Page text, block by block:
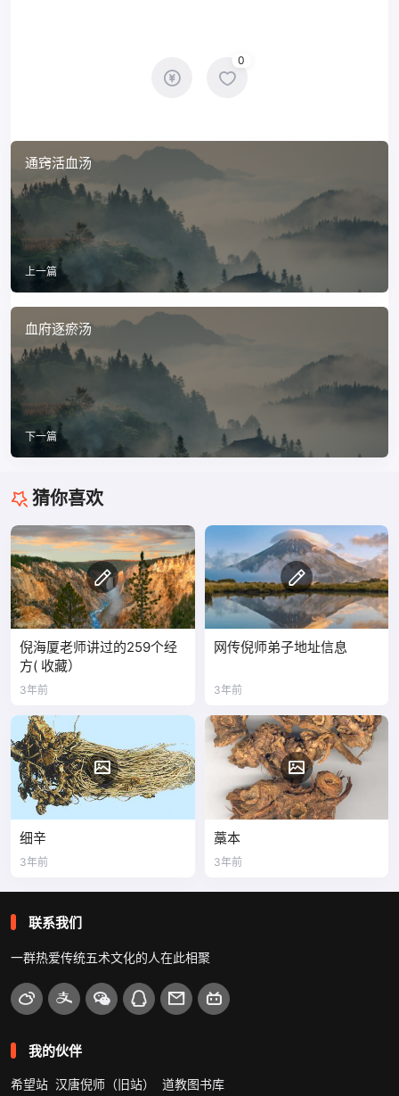
0
通窍活血汤
上一篇
血府逐瘀汤
下一篇
猜你喜欢
倪海厦老师讲过的259个经
方( 收藏）
3年前
网传倪师弟子地址信息
3年前
细辛
3年前
藁本
3年前
联系我们
一群热爱传统五术文化的人在此相聚
我的伙伴
希望站 汉唐倪师（旧站） 道教图书库